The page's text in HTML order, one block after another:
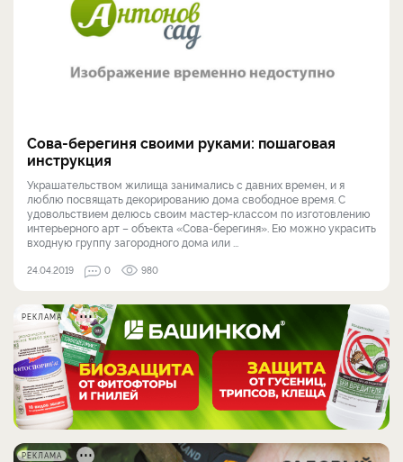
Сова-берегиня своими руками: пошаговая
инструкция
Украшательством жилища занимались с давних времен, и я
люблю посвящать декорированию дома свободное время. С
удовольствием делюсь своим мастер-классом по изготовлению
интерьерного арт – объекта «Сова-берегиня». Ею можно украсить
входную группу загородного дома или ...
24.04.2019 0 980
РЕКЛАМА
РЕКЛАМА